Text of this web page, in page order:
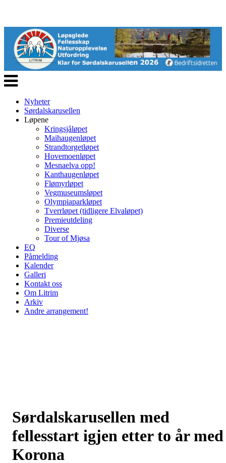
Veksle
navigasjon
Nyheter
Sørdalskarusellen
Løpene
Kringsjåløpet
Maihaugenløpet
Strandtorgetløpet
Hovemoenløpet
Mesnaelva opp!
Kanthaugenløpet
Flømyrløpet
Vegmuseumsløpet
Olympiaparkløpet
Tverrløpet (tidligere Elvaløpet)
Premieutdeling
Diverse
Tour of Mjøsa
EQ
Påmelding
Kalender
Galleri
Kontakt oss
Om Litrim
Arkiv
Andre arrangement!
Sørdalskarusellen med
fellesstart igjen etter to år med
Korona